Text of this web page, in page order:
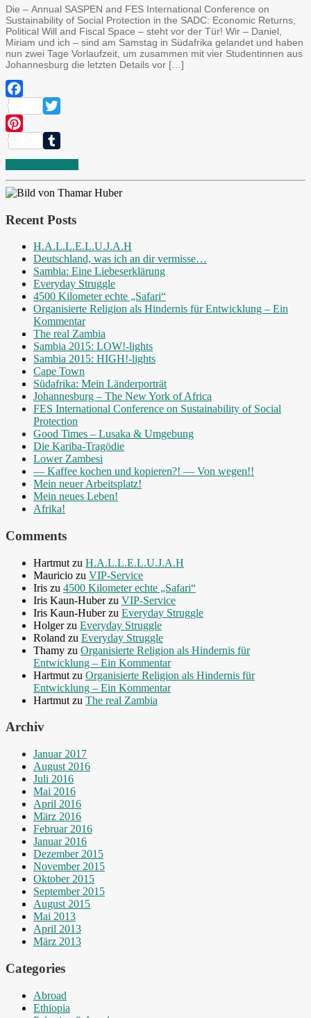
Die – Annual SASPEN and FES International Conference on
Sustainability of Social Protection in the SADC: Economic Returns,
Political Will and Fiscal Space – steht vor der Tür! Wir – Daniel,
Miriam und ich – sind am Samstag in Südafrika gelandet und haben
nun zwei Tage Vorlaufzeit, um zusammen mit vier Studentinnen aus
Johannesburg die letzten Details vor […]
Facebook
Twitter
Pinterest
Tumblr
Recent Posts
H.A.L.L.E.L.U.J.A.H
Deutschland, was ich an dir vermisse…
Sambia: Eine Liebeserklärung
Everyday Struggle
4500 Kilometer echte „Safari“
Organisierte Religion als Hindernis für Entwicklung – Ein
Kommentar
The real Zambia
Sambia 2015: LOW!-lights
Sambia 2015: HIGH!-lights
Cape Town
Südafrika: Mein Länderporträt
Johannesburg – The New York of Africa
FES International Conference on Sustainability of Social
Protection
Good Times – Lusaka & Umgebung
Die Kariba-Tragödie
Lower Zambesi
— Kaffee kochen und kopieren?! — Von wegen!!
Mein neuer Arbeitsplatz!
Mein neues Leben!
Afrika!
Comments
Hartmut zu H.A.L.L.E.L.U.J.A.H
Mauricio zu VIP-Service
Iris zu 4500 Kilometer echte „Safari“
Iris Kaun-Huberzu VIP-Service
Iris Kaun-Huberzu Everyday Struggle
Holgerzu Everyday Struggle
Roland zu Everyday Struggle
Thamy zu Organisierte Religion als Hindernis für
Entwicklung – Ein Kommentar
Hartmut zu Organisierte Religion als Hindernis für
Entwicklung – Ein Kommentar
Hartmut zu The real Zambia
Archiv
Januar 2017
August 2016
Juli 2016
Mai 2016
April 2016
März 2016
Februar 2016
Januar 2016
Dezember 2015
November 2015
Oktober 2015
September 2015
August 2015
Mai 2013
April 2013
März 2013
Categories
Abroad
Ethiopia